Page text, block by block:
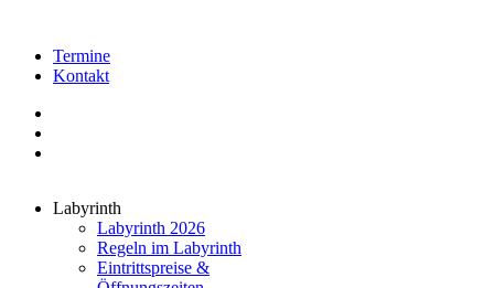
Termine
Kontakt
Labyrinth
Labyrinth 2026
Regeln im Labyrinth
Eintrittspreise &